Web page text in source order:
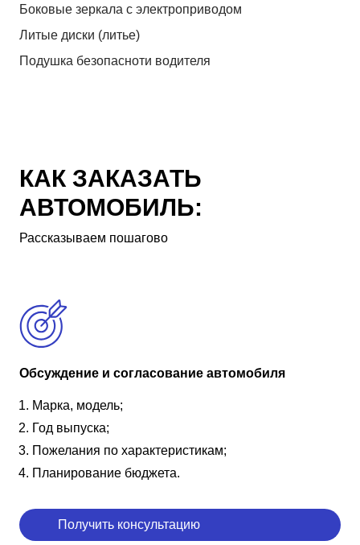
Боковые зеркала с электроприводом
Литые диски (литье)
Подушка безопасноти водителя
КАК ЗАКАЗАТЬ
АВТОМОБИЛЬ:
Рассказываем пошагово
Обсуждение и согласование автомобиля
Марка, модель;
Год выпуска;
Пожелания по характеристикам;
Планирование бюджета.
Получить консультацию